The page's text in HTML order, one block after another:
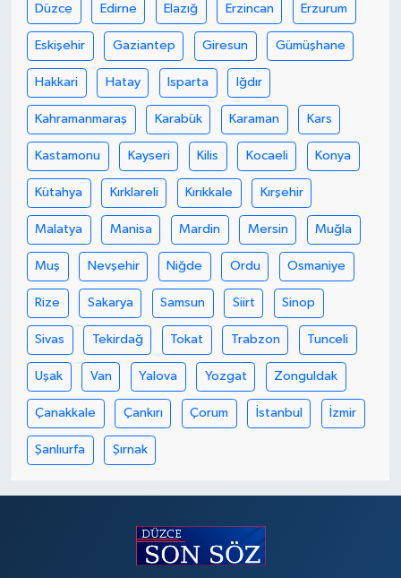
Düzce Edirne Elazığ Erzincan Erzurum
Eskişehir Gaziantep Giresun Gümüşhane
Hakkari Hatay Isparta Iğdır
Kahramanmaraş Karabük Karaman Kars
Kastamonu Kayseri Kilis Kocaeli Konya
Kütahya Kırklareli Kırıkkale Kırşehir
Malatya Manisa Mardin Mersin Muğla
Muş Nevşehir Niğde Ordu Osmaniye
Rize Sakarya Samsun Siirt Sinop
Sivas Tekirdağ Tokat Trabzon Tunceli
Uşak Van Yalova Yozgat Zonguldak
Çanakkale Çankırı Çorum İstanbul İzmir
Şanlıurfa Şırnak